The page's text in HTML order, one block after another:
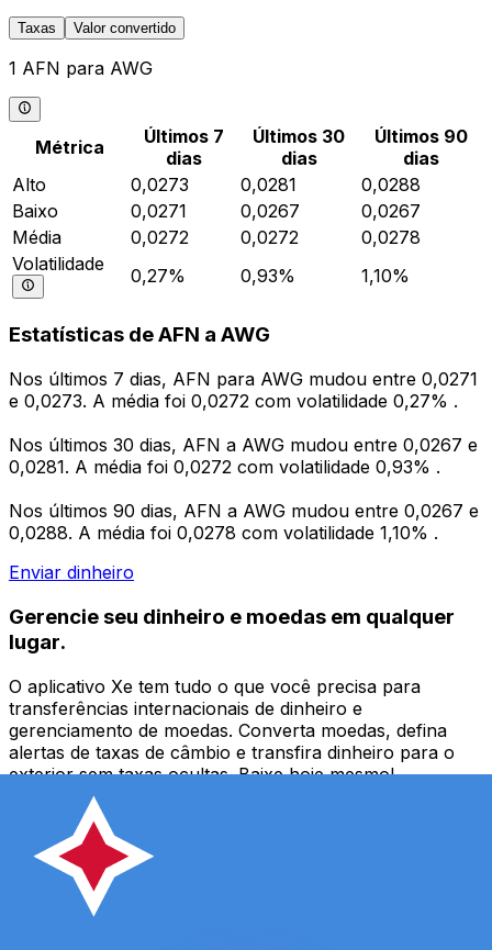
Taxas Valor convertido
1 AFN para AWG
Métrica
Últimos 7
dias
Últimos 30
dias
Últimos 90
dias
Alto
0,0273 0,0281
0,0288
Baixo
0,0271 0,0267
0,0267
Média
0,0272 0,0272
0,0278
Volatilidade
0,27% 0,93% 1,10%
Estatísticas de AFN a AWG
Nos últimos 7 dias, AFN para AWG mudou entre 0,0271
e 0,0273. A média foi 0,0272 com volatilidade 0,27% .
Nos últimos 30 dias, AFN a AWG mudou entre 0,0267 e
0,0281. A média foi 0,0272 com volatilidade 0,93% .
Nos últimos 90 dias, AFN a AWG mudou entre 0,0267 e
0,0288. A média foi 0,0278 com volatilidade 1,10% .
Enviar dinheiro
Gerencie seu dinheiro e moedas em qualquer
lugar.
O aplicativo Xe tem tudo o que você precisa para
transferências internacionais de dinheiro e
gerenciamento de moedas. Converta moedas, defina
alertas de taxas de câmbio e transfira dinheiro para o
exterior sem taxas ocultas. Baixe hoje mesmo!